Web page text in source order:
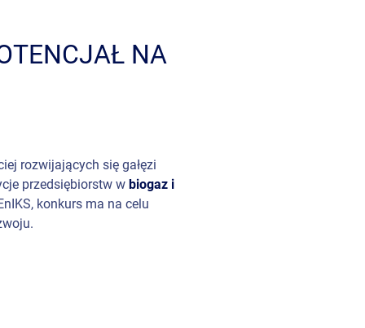
NA
rozwijających się gałęzi
przedsiębiorstw w biogaz i
konkurs ma na celu